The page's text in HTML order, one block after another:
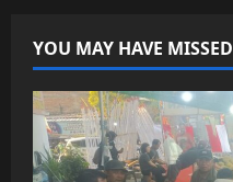
YOU MAY HAVE MISSED